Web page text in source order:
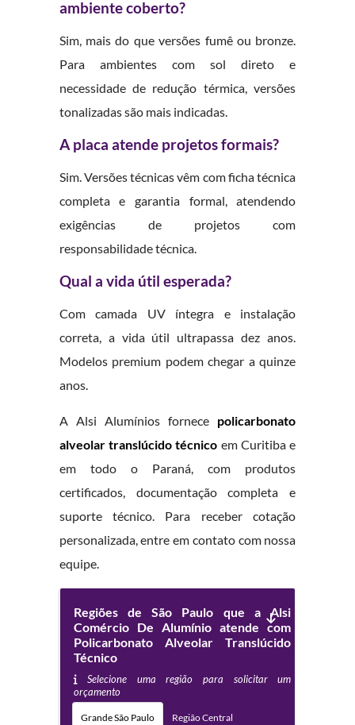
ambiente coberto?
Sim, mais do que versões fumê ou bronze.
Para ambientes com sol direto e
necessidade de redução térmica, versões
tonalizadas são mais indicadas.
A placa atende projetos formais?
Sim. Versões técnicas vêm com ficha técnica
completa e garantia formal, atendendo
exigências de projetos com
responsabilidade técnica.
Qual a vida útil esperada?
Com camada UV íntegra e instalação
correta, a vida útil ultrapassa dez anos.
Modelos premium podem chegar a quinze
anos.
A Alsi Alumínios fornece policarbonato
alveolar translúcido técnico em Curitiba e
em todo o Paraná, com produtos
certificados, documentação completa e
suporte técnico. Para receber cotação
personalizada, entre em contato com nossa
equipe.
Regiões de São Paulo que a Alsi
Comércio De Alumínio atende com
Policarbonato Alveolar Translúcido
Técnico
Selecione uma região para solicitar um
orçamento
Grande São Paulo Região Central